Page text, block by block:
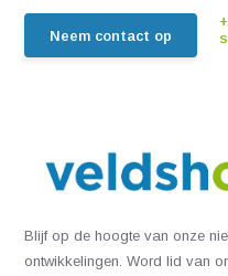
Neem contact op
Blijf op de hoogte van onze
ontwikkelingen. Word lid van